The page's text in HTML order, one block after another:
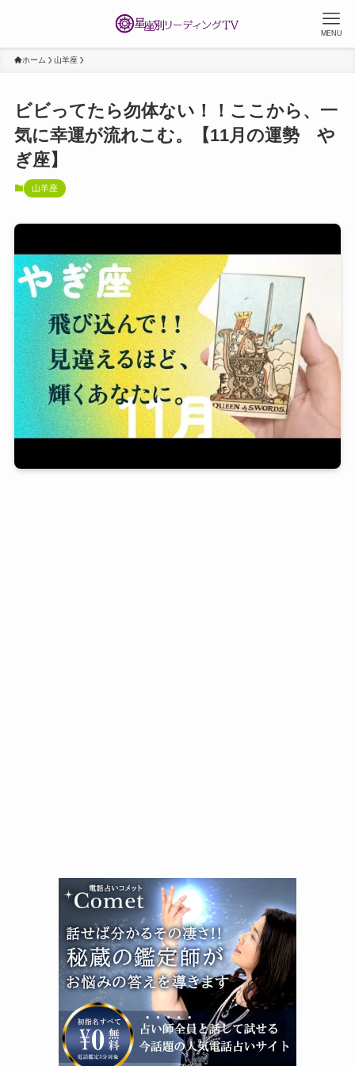
MENU
ホーム 山羊座
ビビってたら勿体ない！！ここから、一
気に幸運が流れこむ。【11月の運勢 や
ぎ座】
山羊座